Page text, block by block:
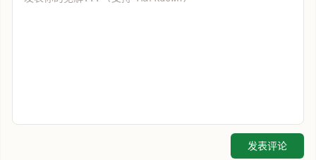
发表评论